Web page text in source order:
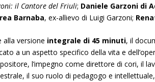
il Cantore del Friuli; Daniele Garzoni di
Barnaba, ex-allievo di Luigi Garzoni;
alla versione integrale di 45 minuti, il
a un aspetto specifico della vita e
l’impegno come direttore di cori, il
il suo ruolo di pedagogo e